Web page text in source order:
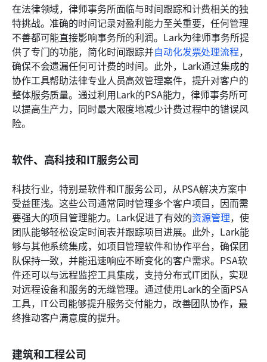
在法律领域，律师事务所面临与时间跟踪和计费相关的独
特挑战。准确的时间记录对盈利能力至关重要，任何管理
不善都可能直接影响事务所的利润。Lark为律师事务所提
供了专门的功能，简化时间跟踪并自动化发票处理流程，
确保不会遗漏任何可计费的时间。此外，Lark通过集成的
协作工具帮助法律专业人员高效管理案件，提升对客户的
整体服务质量。通过利用Lark的PSA能力，律师事务所可
以提高生产力，同时最大限度地减少计费过程中的错误风
险。
软件、高科技和IT服务公司
科技行业，特别是软件和IT服务公司，从PSA解决方案中
受益匪浅。这些公司通常同时管理多个客户项目，因而需
要强大的项目管理能力。Lark促进了有效的资源管理，使
团队能够轻松设定时间表并跟踪项目进展。此外，Lark能
够与其他系统集成，如项目管理软件和协作平台，确保团
队保持一致，并能迅速响应不断变化的客户需求。PSA软
件还可以与远程监控工具集成，支持分布式IT团队，实现
对远程设备和服务的无缝管理。通过使用Lark的全面PSA
工具，IT公司能够提升服务交付能力，改善团队协作，最
终推动客户满意度的提升。
建筑和工程公司